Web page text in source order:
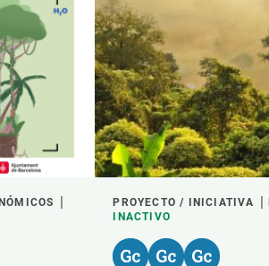
PROYECTO / INICIATIVA
INACTIVO